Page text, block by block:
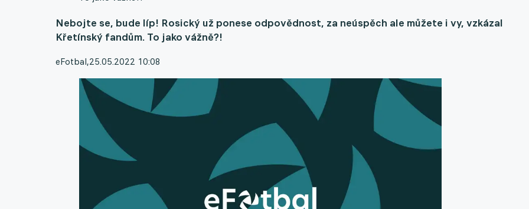
Nebojte se, bude líp! Rosický už ponese odpovědnost, za neúspěch ale můžete i vy, vzkázal
Křetínský fandům. To jako vážně?!
eFotbal,25.05.2022 10:08